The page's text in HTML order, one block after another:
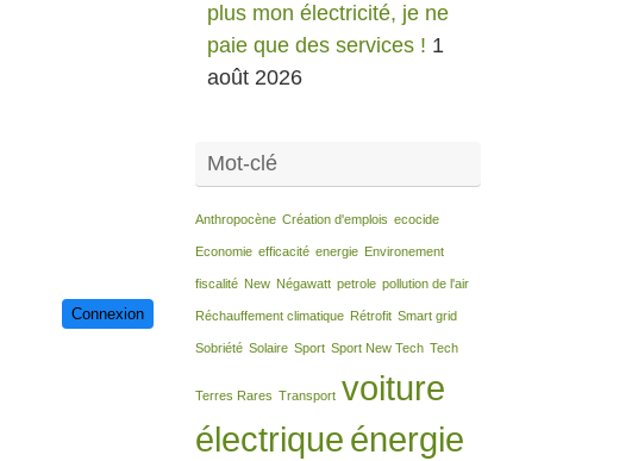
Connexion
plus mon électricité, je ne
paie que des services ! 1
août 2026
Mot-clé
Anthropocène Création d'emplois ecocide
Economie efficacité energie Environement
fiscalité New Négawatt petrole pollution de l'air
Réchauffement climatique Rétrofit Smart grid
Sobriété Solaire Sport Sport New Tech Tech
Terres Rares Transport voiture
électrique énergie